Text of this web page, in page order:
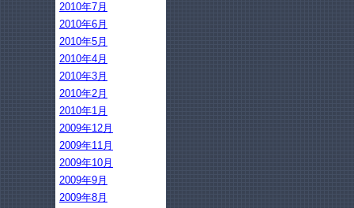
2010年7月
2010年6月
2010年5月
2010年4月
2010年3月
2010年2月
2010年1月
2009年12月
2009年11月
2009年10月
2009年9月
2009年8月